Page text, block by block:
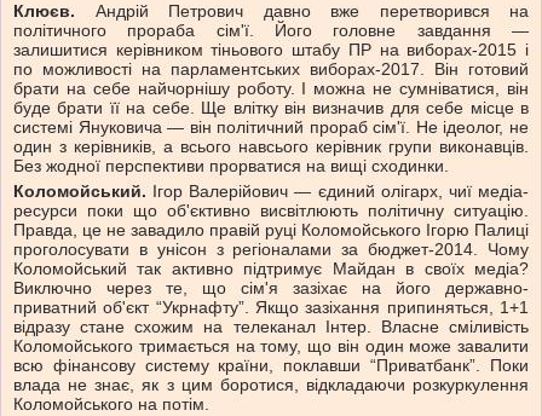
Клюєв. Андрій Петрович давно вже перетворився на
політичного прораба сім'ї. Його головне завдання —
залишитися керівником тіньового штабу ПР на виборах-2015 і
по можливості на парламентських виборах-2017. Він готовий
брати на себе найчорнішу роботу. І можна не сумніватися, він
буде брати її на себе. Ще влітку він визначив для себе місце в
системі Януковича — він політичний прораб сім'ї. Не ідеолог, не
один з керівників, а всього навсього керівник групи виконавців.
Без жодної перспективи прорватися на вищі сходинки.
Коломойський. Ігор Валерійович — єдиний олігарх, чиї медіа-
ресурси поки що об'єктивно висвітлюють політичну ситуацію.
Правда, це не завадило правій руці Коломойського Ігорю Палиці
проголосувати в унісон з регіоналами за бюджет-2014. Чому
Коломойський так активно підтримує Майдан в своїх медіа?
Виключно через те, що сім'я зазіхає на його державно-
приватний об'єкт “Укрнафту”. Якщо зазіхання припиняться, 1+1
відразу стане схожим на телеканал Інтер. Власне сміливість
Коломойського тримається на тому, що він один може завалити
всю фінансову систему країни, поклавши “Приватбанк”. Поки
влада не знає, як з цим боротися, відкладаючи розкуркулення
Коломойського на потім.